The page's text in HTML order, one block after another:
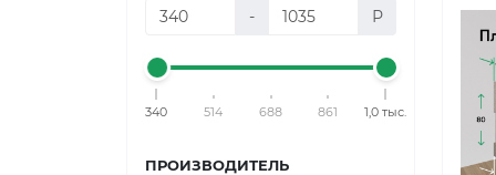
- Р
340 514 688 861 1,0 тыс.
ПРОИЗВОДИТЕЛЬ